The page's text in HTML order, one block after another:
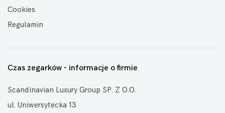
Cookies
Regulamin
Czas zegarków - informacje o firmie
Scandinavian Luxury Group SP. Z O.O.
ul. Uniwersytecka 13